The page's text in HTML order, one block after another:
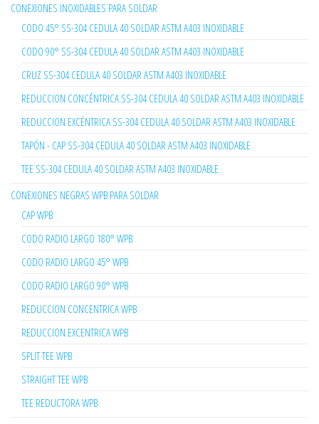
CONEXIONES INOXIDABLES PARA SOLDAR
CODO 45° SS-304 CEDULA 40 SOLDAR ASTM A403 INOXIDABLE
CODO 90° SS-304 CEDULA 40 SOLDAR ASTM A403 INOXIDABLE
CRUZ SS-304 CEDULA 40 SOLDAR ASTM A403 INOXIDABLE
REDUCCION CONCÉNTRICA SS-304 CEDULA 40 SOLDAR ASTM A403 INOXIDABLE
REDUCCION EXCÉNTRICA SS-304 CEDULA 40 SOLDAR ASTM A403 INOXIDABLE
TAPÓN - CAP SS-304 CEDULA 40 SOLDAR ASTM A403 INOXIDABLE
TEE SS-304 CEDULA 40 SOLDAR ASTM A403 INOXIDABLE
CONEXIONES NEGRAS WPB PARA SOLDAR
CAP WPB
CODO RADIO LARGO 180° WPB
CODO RADIO LARGO 45° WPB
CODO RADIO LARGO 90° WPB
REDUCCION CONCENTRICA WPB
REDUCCION EXCENTRICA WPB
SPLIT TEE WPB
STRAIGHT TEE WPB
TEE REDUCTORA WPB